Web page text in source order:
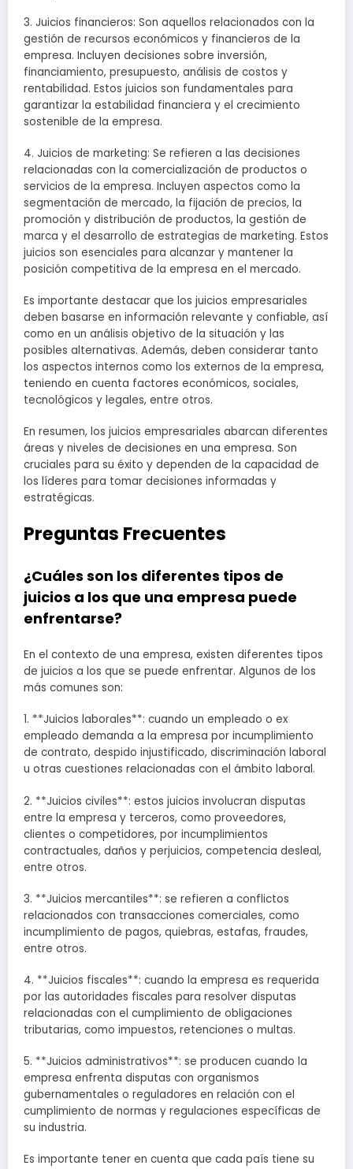
3. Juicios financieros: Son aquellos relacionados con la
gestión de recursos económicos y financieros de la
empresa. Incluyen decisiones sobre inversión,
financiamiento, presupuesto, análisis de costos y
rentabilidad. Estos juicios son fundamentales para
garantizar la estabilidad financiera y el crecimiento
sostenible de la empresa.
4. Juicios de marketing: Se refieren a las decisiones
relacionadas con la comercialización de productos o
servicios de la empresa. Incluyen aspectos como la
segmentación de mercado, la fijación de precios, la
promoción y distribución de productos, la gestión de
marca y el desarrollo de estrategias de marketing. Estos
juicios son esenciales para alcanzar y mantener la
posición competitiva de la empresa en el mercado.
Es importante destacar que los juicios empresariales
deben basarse en información relevante y confiable, así
como en un análisis objetivo de la situación y las
posibles alternativas. Además, deben considerar tanto
los aspectos internos como los externos de la empresa,
teniendo en cuenta factores económicos, sociales,
tecnológicos y legales, entre otros.
En resumen, los juicios empresariales abarcan diferentes
áreas y niveles de decisiones en una empresa. Son
cruciales para su éxito y dependen de la capacidad de
los líderes para tomar decisiones informadas y
estratégicas.
Preguntas Frecuentes
¿Cuáles son los diferentes tipos de
juicios a los que una empresa puede
enfrentarse?
En el contexto de una empresa, existen diferentes tipos
de juicios a los que se puede enfrentar. Algunos de los
más comunes son:
1. **Juicios laborales**: cuando un empleado o ex
empleado demanda a la empresa por incumplimiento
de contrato, despido injustificado, discriminación laboral
u otras cuestiones relacionadas con el ámbito laboral.
2. **Juicios civiles**: estos juicios involucran disputas
entre la empresa y terceros, como proveedores,
clientes o competidores, por incumplimientos
contractuales, daños y perjuicios, competencia desleal,
entre otros.
3. **Juicios mercantiles**: se refieren a conflictos
relacionados con transacciones comerciales, como
incumplimiento de pagos, quiebras, estafas, fraudes,
entre otros.
4. **Juicios fiscales**: cuando la empresa es requerida
por las autoridades fiscales para resolver disputas
relacionadas con el cumplimiento de obligaciones
tributarias, como impuestos, retenciones o multas.
5. **Juicios administrativos**: se producen cuando la
empresa enfrenta disputas con organismos
gubernamentales o reguladores en relación con el
cumplimiento de normas y regulaciones específicas de
su industria.
Es importante tener en cuenta que cada país tiene su